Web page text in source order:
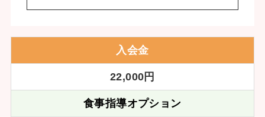
入会金
22,000円
食事指導オプション